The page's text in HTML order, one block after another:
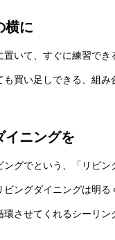
横に
いて、すぐに練習で
買い足しできる、組
イニングを
グでという、「リビ
ングダイニングは明
させてくれるシーリ